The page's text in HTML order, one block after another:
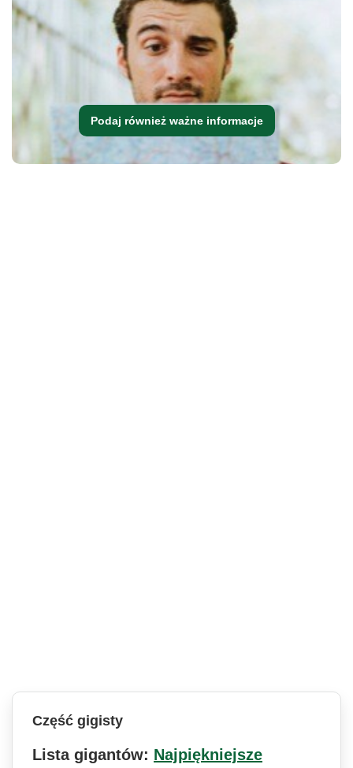
Podaj również ważne informacje
Część gigisty
Lista gigantów: Najpiękniejsze